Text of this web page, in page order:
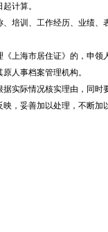
计算。
培训、工作经历、业绩、
上海市居住证》的，申领
人事档案管理机构。
实际情况核实理由，同时
，妥善加以处理，不断加